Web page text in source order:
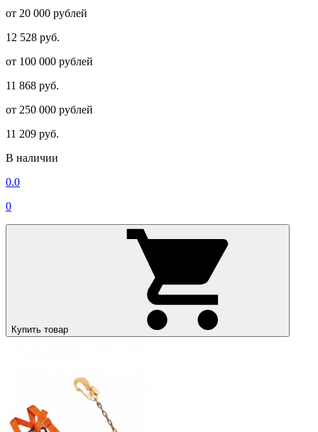
от 20 000 рублей
12 528 руб.
от 100 000 рублей
11 868 руб.
от 250 000 рублей
11 209 руб.
В наличии
0.0
0
Купить товар